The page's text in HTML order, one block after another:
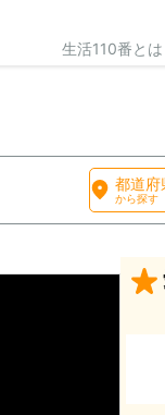
生活110番とは
都道府
から探す